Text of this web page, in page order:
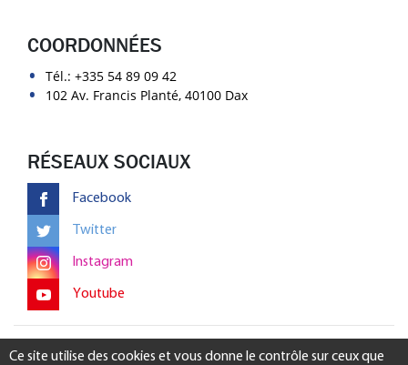
COORDONNÉES
Tél.: +335 54 89 09 42
102 Av. Francis Planté, 40100 Dax
RÉSEAUX SOCIAUX
Facebook
Twitter
Instagram
Youtube
Mentions légales -Gérer mon consentement
Ce site utilise des cookies et vous donne le contrôle sur ceux que